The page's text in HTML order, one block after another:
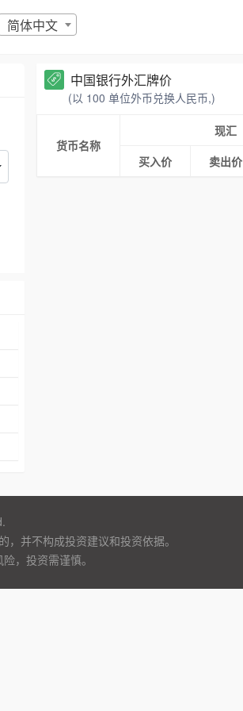
简体中文
中国银行外汇牌价
(以 100 单位外币兑换人民币,)
货币名称
现汇
买入价
卖出价
并不构成投资建议和投资依据。
，投资需谨慎。